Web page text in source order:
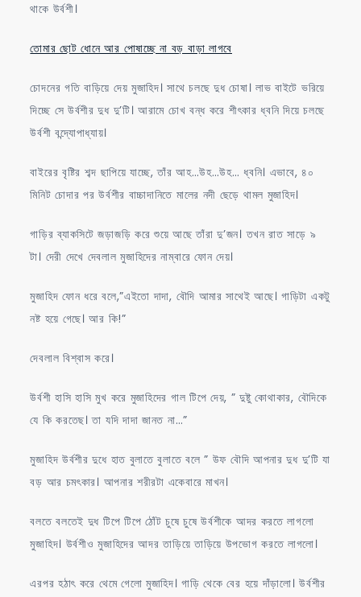
থাকে উর্বশী।
তোমার ছোট ধোনে আর পোষাচ্ছে না বড় বাড়া লাগবে
চোদনের গতি বাড়িয়ে দেয় মুজাহিদ। সাথে চলছে দুধ চোষা। লাভ বাইটে ভরিয়ে
দিচ্ছে সে উর্বশীর দুধ দু’টি। আরামে চোখ বন্ধ করে শীৎকার ধ্বনি দিয়ে চলছে
উর্বশী বন্দ্যোপাধ্যায়।
বাইরের বৃষ্টির শব্দ ছাপিয়ে যাচ্ছে, তাঁর আহ…উহ…উহ… ধ্বনি। এভাবে, ৪০
মিনিট চোদার পর উর্বশীর বাচ্চাদানিতে মালের নদী ছেড়ে থামল মুজাহিদ।
গাড়ির ব্যাকসিটে জড়াজড়ি করে শুয়ে আছে তাঁরা দু’জন। তখন রাত সাড়ে ৯
টা। দেরী দেখে দেবলাল মুজাহিদের নাম্বারে ফোন দেয়।
মুজাহিদ ফোন ধরে বলে,”এইতো দাদা, বৌদি আমার সাথেই আছে। গাড়িটা একটু
নষ্ট হয়ে গেছে। আর কি!”
দেবলাল বিশ্বাস করে।
উর্বশী হাসি হাসি মুখ করে মুজাহিদের গাল টিপে দেয়, ” দুষ্টু কোথাকার, বৌদিকে
যে কি করতেছ। তা যদি দাদা জানত না…”
মুজাহিদ উর্বশীর দুধে হাত বুলাতে বুলাতে বলে ” উফ বৌদি আপনার দুধ দু’টি যা
বড় আর চমৎকার। আপনার শরীরটা একেবারে মাখন।
বলতে বলতেই দুধ টিপে টিপে ঠোঁট চুষে চুষে উর্বশীকে আদর করতে লাগলো
মুজাহিদ। উর্বশীও মুজাহিদের আদর তাড়িয়ে তাড়িয়ে উপভোগ করতে লাগলো।
এরপর হঠাৎ করে থেমে গেলো মুজাহিদ। গাড়ি থেকে বের হয়ে দাঁড়ালো। উর্বশীর